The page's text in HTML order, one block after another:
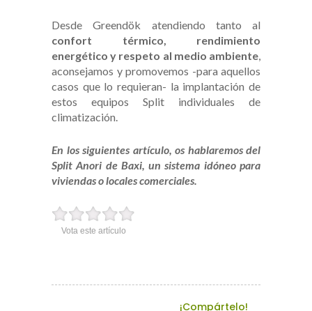
Desde Greendök atendiendo tanto al
confort térmico, rendimiento
energético y respeto al medio ambiente,
aconsejamos y promovemos -para aquellos
casos que lo requieran- la implantación de
estos equipos Split individuales de
climatización.
En los siguientes artículo, os hablaremos del
Split Anori de Baxi, un sistema idóneo para
viviendas o locales comerciales.
Vota este artículo
¡Compártelo!